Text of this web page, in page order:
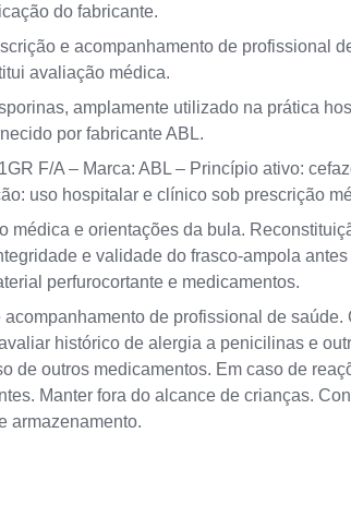
do fabricante.
e acompanhamento de profissional
avaliação médica.
amplamente utilizado na prática
por fabricante ABL.
F/A – Marca: ABL – Princípio ativo:
uso hospitalar e clínico sob prescrição
médica e orientações da bula.
e validade do frasco-ampola
perfurocortante e medicamentos.
de profissional de
histórico de alergia a penicilinas e
de outros medicamentos. Em caso de
Manter fora do alcance de crianças.
armazenamento.